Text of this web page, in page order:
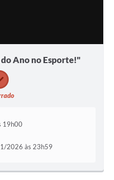
Ano no Esporte!"
19h00
2026 às 23h59